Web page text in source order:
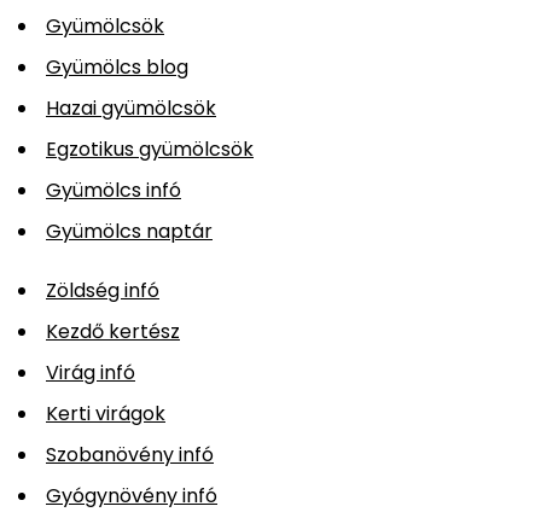
Gyümölcsök
Gyümölcs blog
Hazai gyümölcsök
Egzotikus gyümölcsök
Gyümölcs infó
Gyümölcs naptár
Zöldség infó
Kezdő kertész
Virág infó
Kerti virágok
Szobanövény infó
Gyógynövény infó